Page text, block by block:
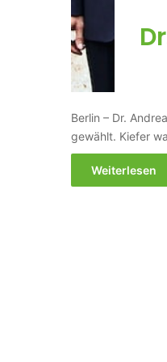
Berlin – Dr.
gewählt. Kiefer
Weiterlesen